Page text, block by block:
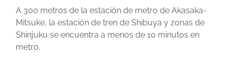
A 300 metros de la estación de metro de Akasaka-
Mitsuke, la estación de tren de Shibuya y zonas de
Shinjuku se encuentra a menos de 10 minutos en
metro.